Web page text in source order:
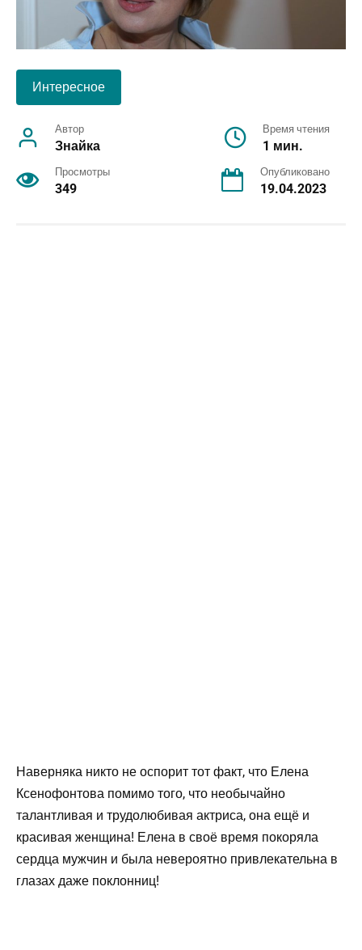
Интересное
Автор
Знайка
Время чтения
1 мин.
Просмотры
349
Опубликовано
19.04.2023
Наверняка никто не оспорит тот факт, что Елена
Ксенофонтова помимо того, что необычайно
талантливая и трудолюбивая актриса, она ещё и
красивая женщина! Елена в своё время покоряла
сердца мужчин и была невероятно привлекательна в
глазах даже поклонниц!